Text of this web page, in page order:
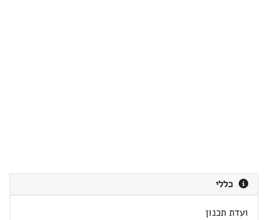
כללי
ועדת תכנון